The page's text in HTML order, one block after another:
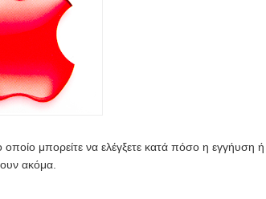
μπορείτε να ελέγξετε κατά πόσο η εγγήυση ή
ακόμα.